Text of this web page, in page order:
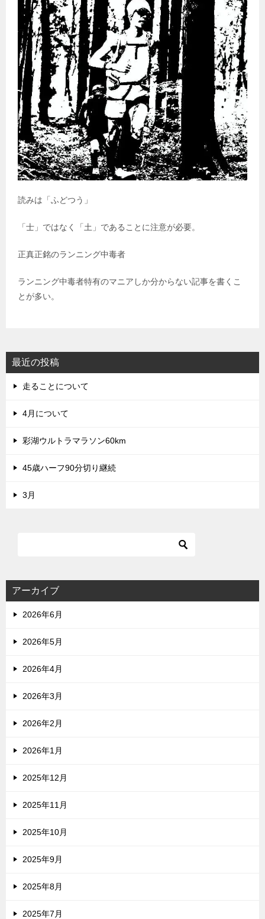
読みは「ふどつう」
「士」ではなく「土」であることに注意が必要。
正真正銘のランニング中毒者
ランニング中毒者特有のマニアしか分からない記事を書くこ
とが多い。
最近の投稿
走ることについて
4月について
彩湖ウルトラマラソン60km
45歳ハーフ90分切り継続
3月
アーカイブ
2026年6月
2026年5月
2026年4月
2026年3月
2026年2月
2026年1月
2025年12月
2025年11月
2025年10月
2025年9月
2025年8月
2025年7月